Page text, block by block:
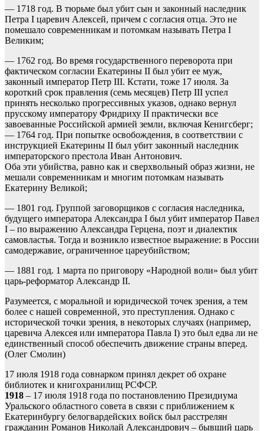
— 1718 год. В тюрьме был убит сын и законный наследник
Петра I царевич Алексей, причем с согласия отца. Это не
помешало современникам и потомкам называть Петра I
Великим;
— 1762 год. Во время государственного переворота при
фактическом согласии Екатерины II был убит ее муж,
законный император Петр III. Кстати, тоже 17 июля. За
короткий срок правления (семь месяцев) Петр III успел
принять несколько прогрессивных указов, однако вернул
прусскому императору Фридриху II практически все
завоеванные Российской армией земли, включая Кенигсберг;
— 1764 год. При попытке освобождения, в соответствии с
инструкцией Екатерины II был убит законный наследник
императорского престола Иван Антонович.
Оба эти убийства, равно как и сверхвольный образ жизни, не
мешали современникам и многим потомкам называть
Екатерину Великой;
— 1801 год. Группой заговорщиков с согласия наследника,
будущего императора Александра I был убит император Павел
I – по выражению Александра Герцена, поэт и диалектик
самовластья. Тогда и возникло известное выражение: в России
самодержавие, ограниченное цареубийством;
— 1881 год. 1 марта по приговору «Народной воли» был убит
царь-реформатор Александр II.
Разумеется, с моральной и юридической точек зрения, а тем
более с нашей современной, это преступления. Однако с
исторической точки зрения, в некоторых случаях (например,
царевича Алексея или императора Павла I) это был едва ли не
единственный способ обеспечить движение страны вперед.
(Олег Смолин)
17 июля 1918 года совнарком принял декрет об охране
библиотек и книгохранилищ РСФСР.
1918 – 17 июля 1918 года по постановлению Президиума
Уральского областного совета в связи с приближением к
Екатеринбургу белогвардейских войск был расстрелян
гражданин Романов Николай Александрович – бывший царь